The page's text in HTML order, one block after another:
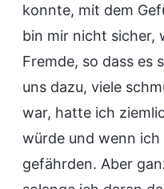
konnte, mit dem
bin mir nicht sicher,
Fremde, so dass es
uns dazu, viele
war, hatte ich
würde und wenn
gefährden. Aber